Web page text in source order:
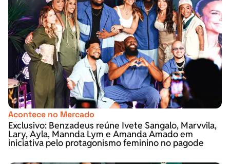
Acontece no Mercado
Exclusivo: Benzadeus reúne Ivete Sangalo, Marvvila,
Lary, Ayla, Mannda Lym e Amanda Amado em
iniciativa pelo protagonismo feminino no pagode